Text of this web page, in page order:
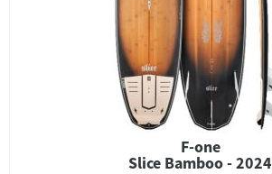
F-one
Slice Bamboo - 2024